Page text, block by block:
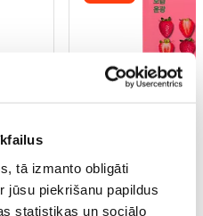
tā izmanto obligāti
jūsu piekrišanu papildus
statistikas un sociālo
Strawberry sejas